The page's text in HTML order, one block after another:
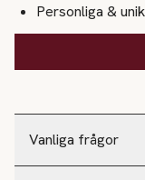
Vanliga frågor
Personliga &